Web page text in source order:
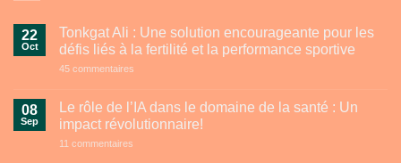
22
Oct
Tonkgat Ali : Une solution encourageante pour les
défis liés à la fertilité et la performance sportive
45 commentaires
:
Une
solution
08
Sep
Le rôle de l’IA dans le domaine de la santé : Un
impact révolutionnaire!
11 commentaires